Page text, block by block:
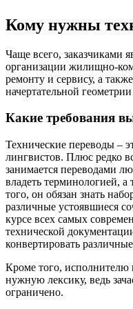
Кому нужны
Чаще всего, заказчиками
организации жилищно-
ремонту и сервису, а
начертательной
Какие требования
Технические переводы –
лингвистов. Плюс редко
занимается переводами
владеть терминологией,
того, он обязан знать
различные устоявшиеся
курсе всех самых
технической
конвертировать
Кроме того, исполнителю
нужную лексику, ведь
ограничено.